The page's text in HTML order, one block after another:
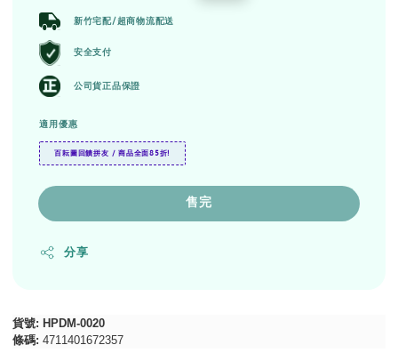
新竹宅配/超商物流配送
安全支付
公司貨正品保證
適用優惠
百耘圖回饋拼友 / 商品全面85折!
售完
分享
貨號: HPDM-0020
條碼:4711401672357